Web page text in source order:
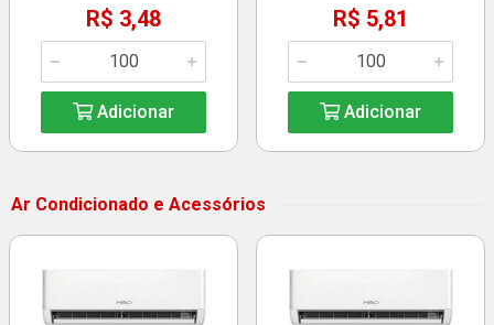
R$ 3,48
Adicionar
R$ 5,81
Adicionar
Ar Condicionado e Acessórios